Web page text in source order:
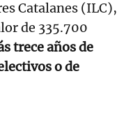
Catalanes (ILC),
de 335.700
trece años de
o de